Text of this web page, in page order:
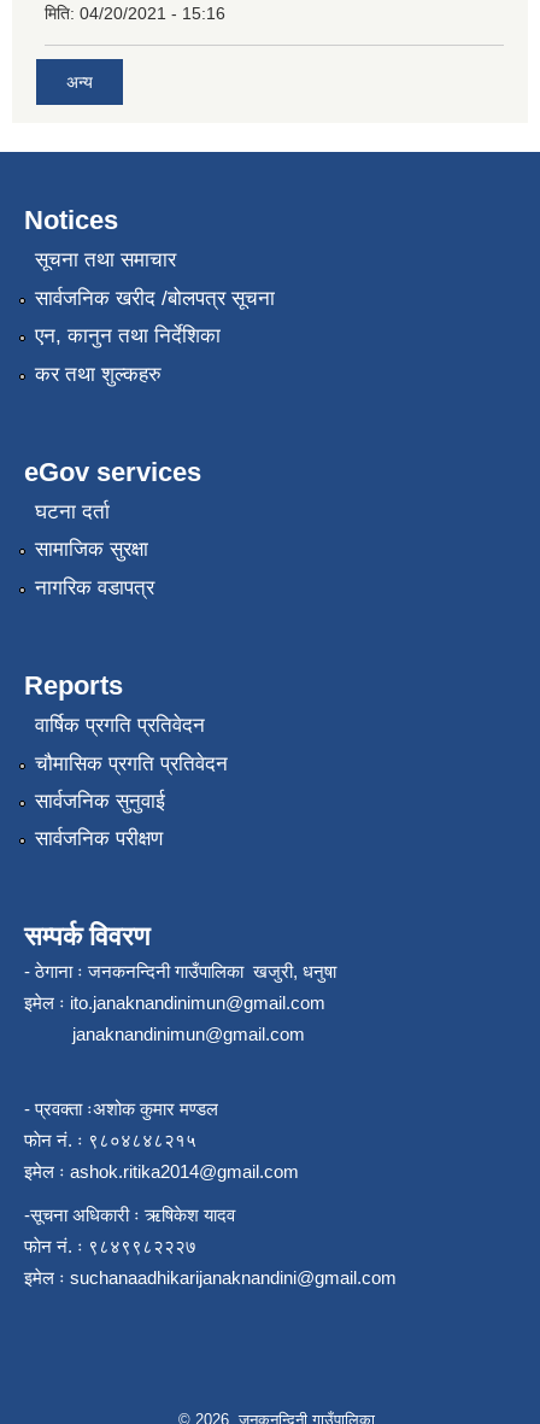
मिति: 04/20/2021 - 15:16
अन्य
Notices
सूचना तथा समाचार
सार्वजनिक खरीद /बोलपत्र सूचना
एन, कानुन तथा निर्देशिका
कर तथा शुल्कहरु
eGov services
घटना दर्ता
सामाजिक सुरक्षा
नागरिक वडापत्र
Reports
वार्षिक प्रगति प्रतिवेदन
चौमासिक प्रगति प्रतिवेदन
सार्वजनिक सुनुवाई
सार्वजनिक परीक्षण
सम्पर्क विवरण
- ठेगाना ः जनकनन्दिनी गाउँपालिका खजुरी, धनुषा
इमेल ः ito.janaknandinimun@gmail.com
janaknandinimun@gmail.com
- प्रवक्ता ःअशोक कुमार मण्डल
फाेन नं. ः ९८०४८४८२१५
इमेल ः ashok.ritika2014@gmail.com
-सूचना अधिकारी ः ऋषिकेश यादव
फाेन नं. ः ९८४९९८२२२७
इमेल ः suchanaadhikarijanaknandini@gmail.com
© 2026 जनकनन्दिनी गाउँपालिका